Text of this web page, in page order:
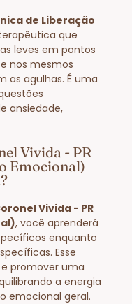
de Liberação
que
leves em pontos
nos mesmos
as agulhas. É uma
ansiedade,
Vivida - PR
Emocional)
Vivida - PR
, você aprenderá
enquanto
Esse
promover uma
a energia
emocional geral.